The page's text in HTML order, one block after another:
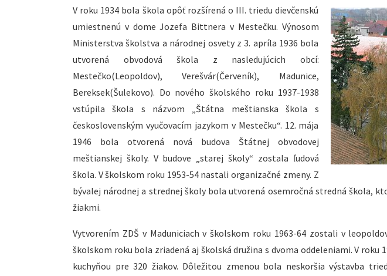
V roku 1934 bola škola opôť rozšírená o III. triedu dievčenskú
umiestnenú v dome Jozefa Bittnera v Mestečku. Výnosom
Ministerstva školstva a národnej osvety z 3. apríla 1936 bola
utvorená obvodová škola z nasledujúcich obcí:
Mestečko(Leopoldov), Verešvár(Červeník), Madunice,
Bereksek(Šulekovo). Do nového školského roku 1937-1938
vstúpila škola s názvom „Štátna meštianska škola s
československým vyučovacím jazykom v Mestečku“. 12. mája
1946 bola otvorená nová budova Štátnej obvodovej
meštianskej školy. V budove „starej školy“ zostala ľudová
škola. V školskom roku 1953-54 nastali organizačné zmeny. Z
bývalej národnej a strednej školy bola utvorená osemročná stredná škola,
žiakmi.
Vytvorením ZDŠ v Maduniciach v školskom roku 1963-64 zostali v
školskom roku bola zriadená aj školská družina s dvoma oddeleniami. V roku
kuchyňou pre 320 žiakov. Dôležitou zmenou bola neskoršia výstavba